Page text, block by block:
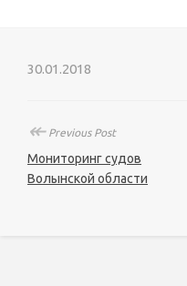
30.01.2018
↞Previous Post
Мониторинг судов
Волынской области